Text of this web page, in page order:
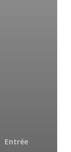
Entrée